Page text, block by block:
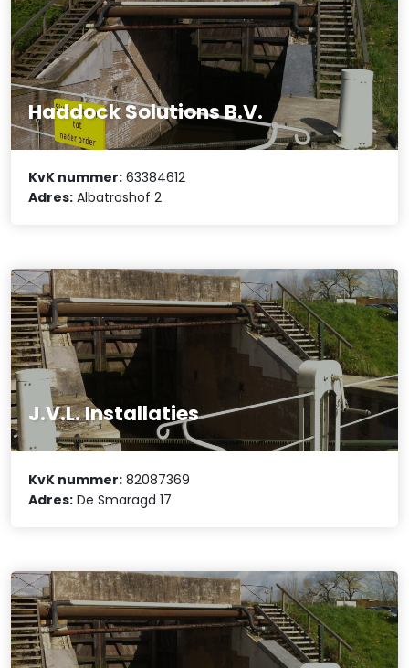
Haddock Solutions B.V.
KvK nummer: 63384612
Adres: Albatroshof 2
J.V.L. Installaties
KvK nummer: 82087369
Adres: De Smaragd 17